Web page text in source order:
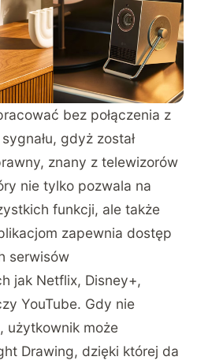
bez połączenia z
gdyż został
znany z telewizorów
nie tylko pozwala na
funkcji, ale także
zapewnia dostęp
serwisów
jak Netflix, Disney+,
YouTube. Gdy nie
użytkownik może
Drawing, dzięki której da